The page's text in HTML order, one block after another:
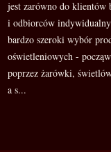
jest zarówno do klientów
i odbiorców
bardzo szeroki wybór
oświetleniowych -
poprzez żarówki,
a s...